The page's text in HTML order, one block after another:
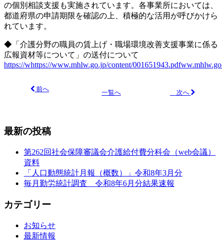
の個別相談支援も実施されています。各事業所においては、
都道府県の申請期限を確認の上、積極的な活用が呼びかけら
れています。
◆「介護分野の職員の賃上げ・職場環境改善支援事業に係る
広報資材等について」の送付について
https://whttps://www.mhlw.go.jp/content/
前へ
一覧へ 次へ
最新の投稿
第262回社会保障審議会介護給付費分科会（web会議）
資料
「人口動態統計月報（概数）」令和8年3月分
毎月勤労統計調査 令和8年6月分結果速報
カテゴリー
お知らせ
最新情報